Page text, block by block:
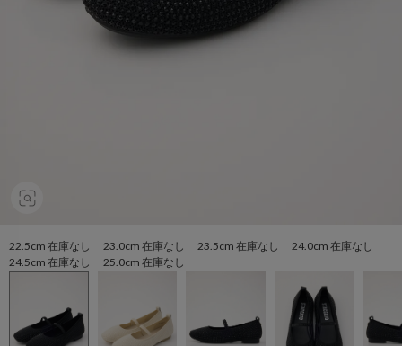
22.5cm 在庫なし 23.0cm 在庫なし 23.5cm 在庫なし 24.0cm 在庫なし
24.5cm 在庫なし 25.0cm 在庫なし